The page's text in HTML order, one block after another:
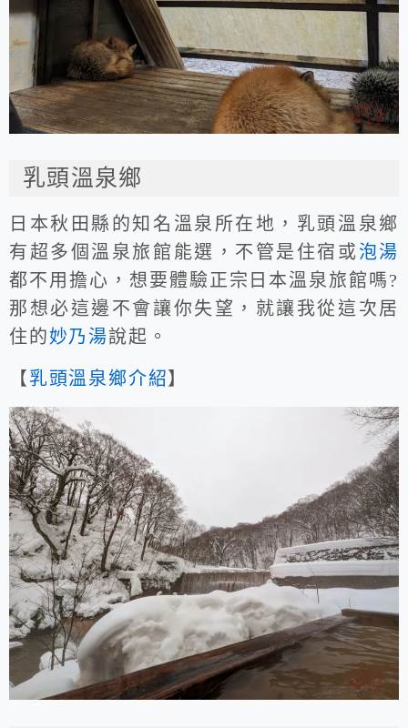
乳頭溫泉鄉
日本秋田縣的知名溫泉所在地，乳頭溫泉鄉
有超多個溫泉旅館能選，不管是住宿或泡湯
都不用擔心，想要體驗正宗日本溫泉旅館嗎?
那想必這邊不會讓你失望，就讓我從這次居
住的妙乃湯說起。
【 乳頭溫泉鄉介紹】